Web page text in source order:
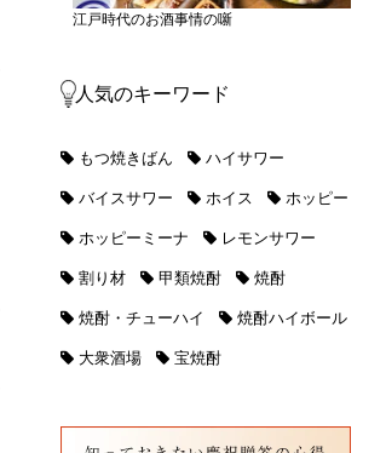
江戸時代のお酒事情の噺
人気のキーワード
もつ焼きばん ハイサワー
バイスサワー ホイス ホッピー
ホッピーミーナ レモンサワー
割り材 甲類焼酎 焼酎
焼酎・チューハイ 焼酎ハイボール
大衆酒場 宝焼酎